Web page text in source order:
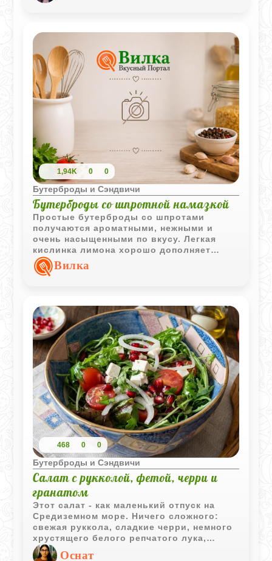
грибов создают неповторимый вкус и
приготовлении, так что вы сможете
порадовать близких и гостей без лишних
хлопот.
1,94K 0 0
Бутерброды и Сэндвичи
Бутерброды со шпротной намазкой
Простые бутерброды со шпротами
получаются ароматными, нежными и
очень насыщенными по вкусу. Легкая
кислинка лимона хорошо дополняет
копченую рыбу, а сливочное масло
делает намазку особенно мягкой.
Вилка
468 0 0
Бутерброды и Сэндвичи
Салат с рукколой, фетой, черри и
гранатом
Этот салат - как маленький отпуск на
Средиземном море. Ничего сложного:
свежая руккола, сладкие черри, немного
хрустящего белого репчатого лука,
щедрая горсть зёрен граната и мягкая
Оснат